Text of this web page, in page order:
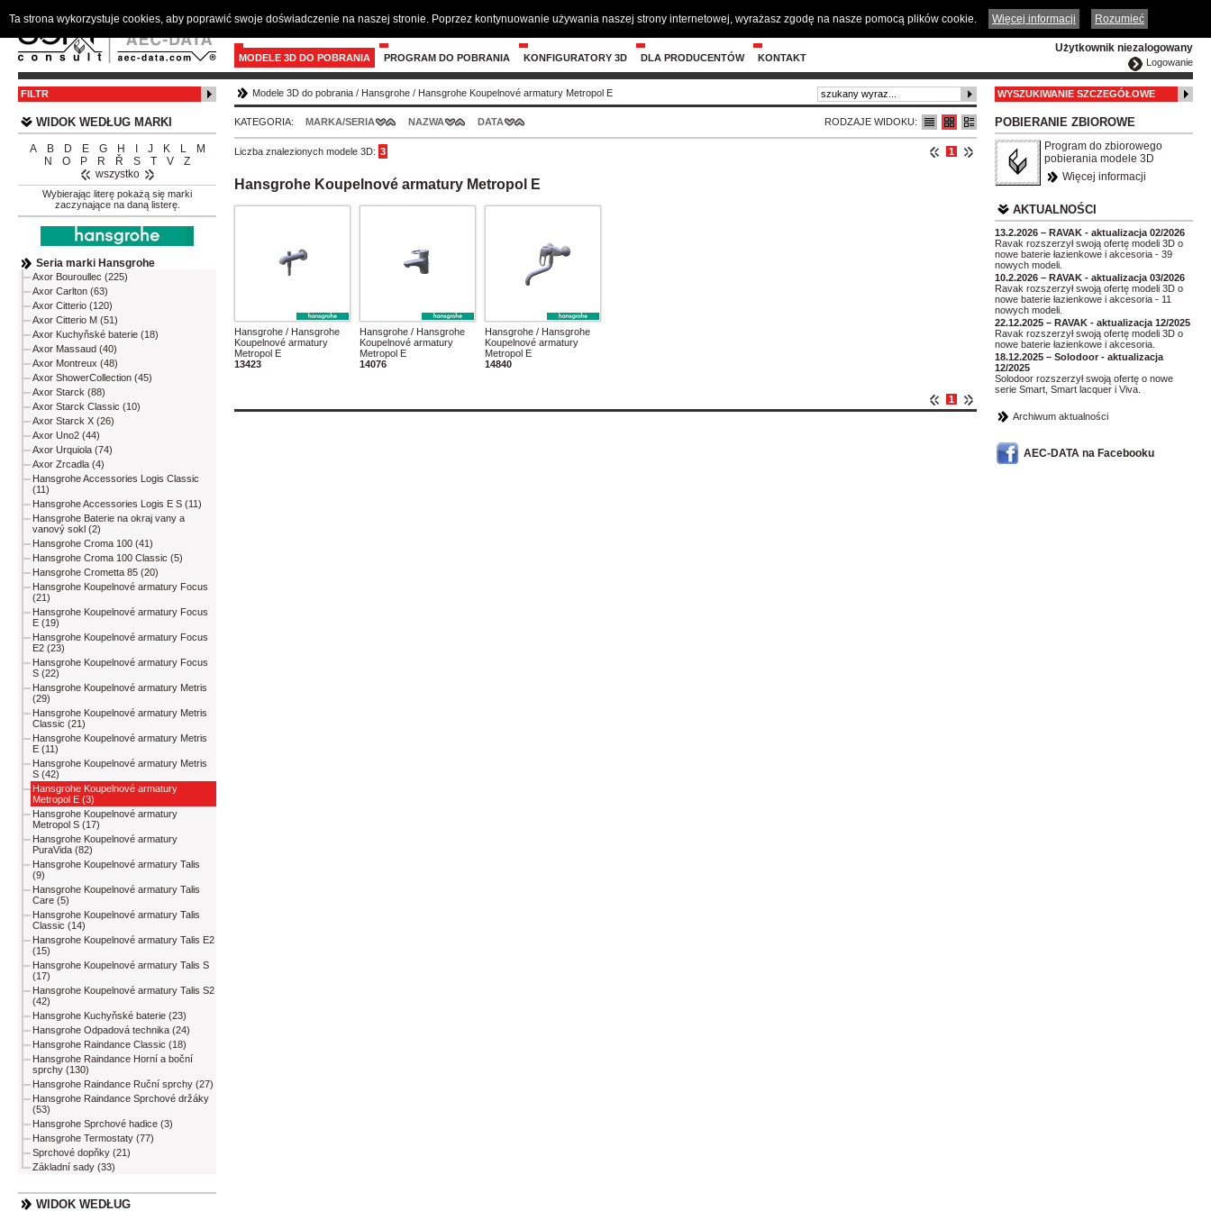
ČESKY ENGLISH DEUTSCH
Użytkownik niezalogowany
Logowanie
MODELE 3D DO POBRANIA PROGRAM DO POBRANIA KONFIGURATORY 3D DLA PRODUCENTÓW KONTAKT
FILTR
WIDOK WEDŁUG MARKI
A B D E G H J K L
M
N
O P R Ř S T V
Z
wszystko
Wybierając literę pokażą się marki
zaczynające na daną listerę.
Seria marki Hansgrohe
Axor Bouroullec (225)
Axor Carlton (63)
Axor Citterio (120)
Axor Citterio M (51)
Axor Kuchyňské baterie (18)
Axor Massaud (40)
Axor Montreux (48)
Axor ShowerCollection (45)
Axor Starck (88)
Axor Starck Classic (10)
Axor Starck X (26)
Axor Uno2 (44)
Axor Urquiola (74)
Axor Zrcadla (4)
Hansgrohe Accessories Logis Classic
(11)
Hansgrohe Accessories Logis E S (11)
Hansgrohe Baterie na okraj vany a
vanový sokl (2)
Hansgrohe Croma 100 (41)
Hansgrohe Croma 100 Classic (5)
Hansgrohe Crometta 85 (20)
Hansgrohe Koupelnové armatury Focus
(21)
Hansgrohe Koupelnové armatury Focus
E (19)
Hansgrohe Koupelnové armatury Focus
E2 (23)
Hansgrohe Koupelnové armatury Focus
S (22)
Hansgrohe Koupelnové armatury Metris
(29)
Hansgrohe Koupelnové armatury Metris
Classic (21)
Hansgrohe Koupelnové armatury Metris
E (11)
Hansgrohe Koupelnové armatury Metris
S (42)
Hansgrohe Koupelnové armatury
Metropol E (3)
Hansgrohe Koupelnové armatury
Metropol S (17)
Hansgrohe Koupelnové armatury
PuraVida (82)
Hansgrohe Koupelnové armatury Talis
(9)
Hansgrohe Koupelnové armatury Talis
Care (5)
Hansgrohe Koupelnové armatury Talis
Classic (14)
Hansgrohe Koupelnové armatury Talis E2
(15)
Hansgrohe Koupelnové armatury Talis S
(17)
Hansgrohe Koupelnové armatury Talis S2
(42)
Hansgrohe Kuchyňské baterie (23)
Hansgrohe Odpadová technika (24)
Hansgrohe Raindance Classic (18)
Hansgrohe Raindance Horní a boční
sprchy (130)
Hansgrohe Raindance Ruční sprchy (27)
Hansgrohe Raindance Sprchové držáky
(53)
Hansgrohe Sprchové hadice (3)
Hansgrohe Termostaty (77)
Sprchové dopňky (21)
Základní sady (33)
WIDOK WEDŁUG
Modele 3D do pobrania / Hansgrohe / Hansgrohe Koupelnové armatury Metropol E
RODZAJE WIDOKU:
KATEGORIA: MARKA/SERIA NAZWA DATA
1
Liczba znalezionych modele 3D: 3
Hansgrohe Koupelnové armatury Metropol E
Hansgrohe / Hansgrohe
Koupelnové armatury
Metropol E
13423
Hansgrohe / Hansgrohe
Koupelnové armatury
Metropol E
14076
Hansgrohe / Hansgrohe
Koupelnové armatury
Metropol E
14840
1
WYSZUKIWANIE SZCZEGÓŁOWE
POBIERANIE ZBIOROWE
Program do zbiorowego
pobierania modele 3D
Więcej informacji
AKTUALNOŚCI
13.2.2026 – RAVAK - aktualizacja 02/2026
Ravak rozszerzył swoją ofertę modeli 3D o
nowe baterie łazienkowe i akcesoria - 39
nowych modeli.
10.2.2026 – RAVAK - aktualizacja 03/2026
Ravak rozszerzył swoją ofertę modeli 3D o
nowe baterie łazienkowe i akcesoria - 11
nowych modeli.
22.12.2025 – RAVAK - aktualizacja 12/2025
Ravak rozszerzył swoją ofertę modeli 3D o
nowe baterie łazienkowe i akcesoria.
18.12.2025 – Solodoor - aktualizacja
12/2025
Solodoor rozszerzył swoją ofertę o nowe
serie Smart, Smart lacquer i Viva.
Archiwum aktualności
AEC-DATA na Facebooku
Ta strona wykorzystuje cookies, aby poprawić swoje doświadczenie na naszej stronie. Poprzez kontynuowanie używania naszej strony internetowej, wyrażasz zgodę na nasze pomocą plików cookie. Więcej informacji Rozumieć